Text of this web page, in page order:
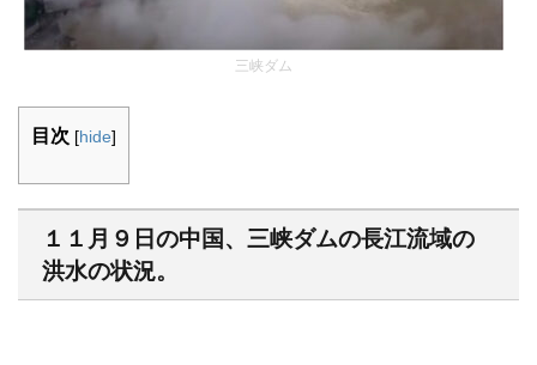
三峡ダム
目次 [hide]
１１月９日の中国、三峡ダムの長江流域の
洪水の状況。